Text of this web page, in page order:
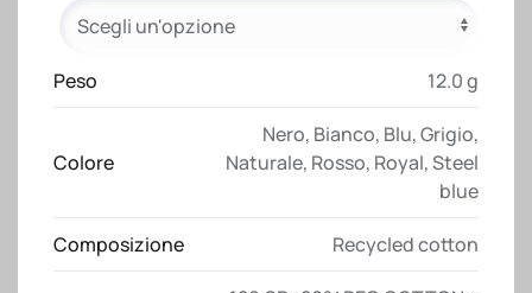
180
manici
lunghi
Peso 12.0 g
Colore
Nero, Bianco, Blu,Grigio,
Naturale, Rosso, Royal,Steel
blue
Composizione Recycled cotton